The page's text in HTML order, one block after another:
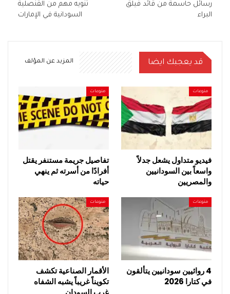
رسائل حاسمة من قائد فيلق
البراء
تنويه مهم من القنصلية
السودانية في الإمارات
قد يعجبك ايضا المزيد عن المؤلف
منوعات
فيديو متداول يشعل جدلاً
واسعاً بين السودانيين
والمصريين
منوعات
تفاصيل جريمة مستنفر يقتل
أفرادًا من أسرته ثم ينهي
حياته
منوعات
4 روائيين سودانيين يتألقون
في كتارا 2026
منوعات
الأقمار الصناعية تكشف
تكويناً غريباً يشبه الشفاه